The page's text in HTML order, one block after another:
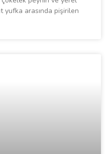
yufka arasında pişirilen